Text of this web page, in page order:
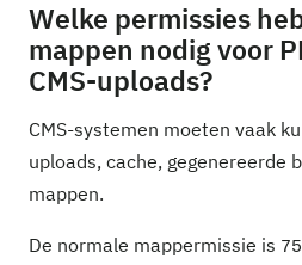
Welke permissies
mappen nodig voor
CMS-uploads?
CMS-systemen moeten vaak
uploads, cache, gegenereerde
mappen.
De normale mappermissie is